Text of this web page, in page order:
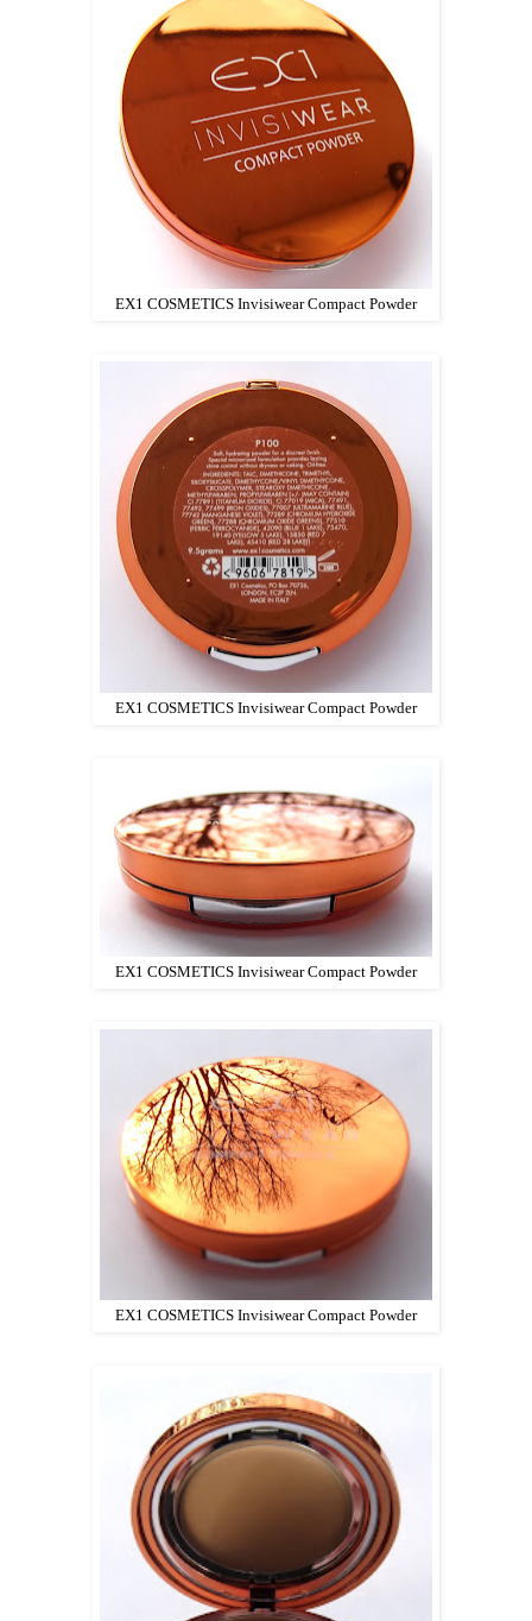
EX1 COSMETICS Invisiwear Compact Powder
EX1 COSMETICS Invisiwear Compact Powder
EX1 COSMETICS Invisiwear Compact Powder
EX1 COSMETICS Invisiwear Compact Powder